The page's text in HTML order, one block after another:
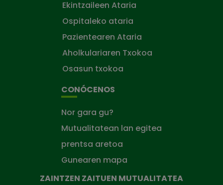
Ekintzaileen Ataria
Ospitaleko ataria
Pazientearen Ataria
Aholkulariaren Txokoa
Osasun txokoa
CONÓCENOS
Nor gara gu?
Mutualitatean lan egitea
prentsa aretoa
Gunearen mapa
ZAINTZEN ZAITUEN MUTUALITATEA